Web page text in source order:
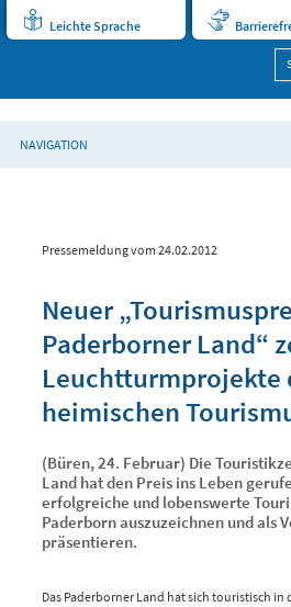
Leichte Sprache
NAVIGATION
Pressemeldung vom 24.02.2012
Neuer
Paderborner Land“
Leuchtturmprojekte
heimischen
(Büren, 24. Februar) Die
Land hat den Preis ins Leben
erfolgreiche und lobenswerte
Paderborn auszuzeichnen und als
präsentieren.
Das Paderborner Land hat sich touristisch in